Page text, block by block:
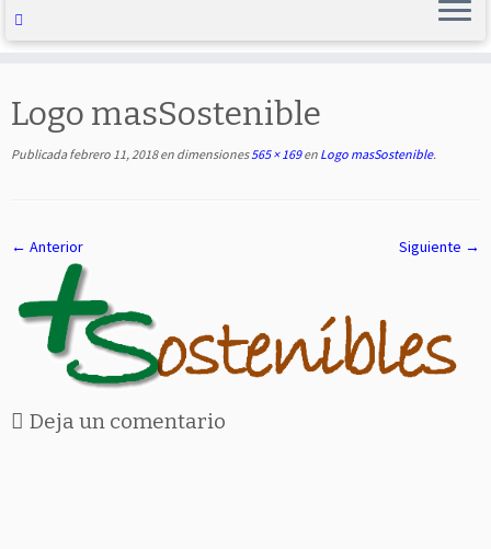
Logo masSostenible
Publicada febrero 11, 2018en dimensiones565 × 169en Logo masSostenible.
← Anterior Siguiente →
Deja un comentario